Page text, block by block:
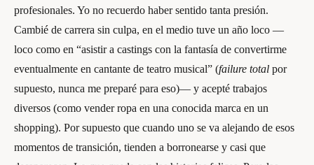
profesionales. Yo no recuerdo haber sentido tanta presión.
Cambié de carrera sin culpa, en el medio tuve un año loco —
loco como en “asistir a castings con la fantasía de convertirme
eventualmente en cantante de teatro musical” (failure total por
supuesto, nunca me preparé para eso)— y acepté trabajos
diversos (como vender ropa en una conocida marca en un
shopping). Por supuesto que cuando uno se va alejando de esos
momentos de transición, tienden a borronearse y casi que